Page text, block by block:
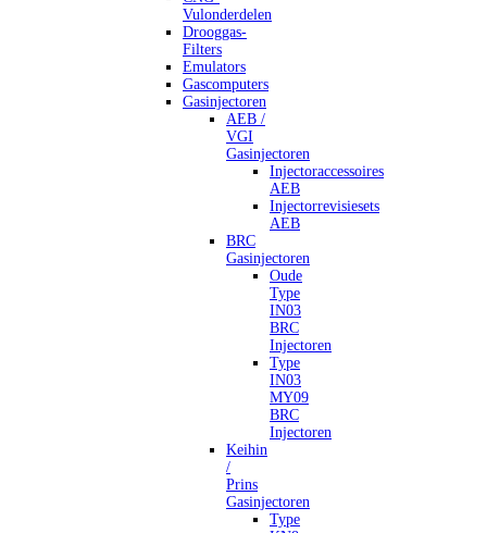
Vulonderdelen
Drooggas-
Filters
Emulators
Gascomputers
Gasinjectoren
AEB /
VGI
Gasinjectoren
Injectoraccessoires
AEB
Injectorrevisiesets
AEB
BRC
Gasinjectoren
Oude
Type
IN03
BRC
Injectoren
Type
IN03
MY09
BRC
Injectoren
Keihin
/
Prins
Gasinjectoren
Type